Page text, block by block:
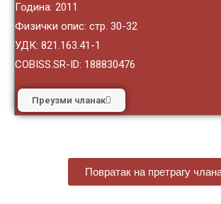
Година: 2011
Физички опис: стр. 30-32
УДК: 821.163.41-1
COBISS.SR-ID: 188830476
Преузми чланак
Повратак на претрагу